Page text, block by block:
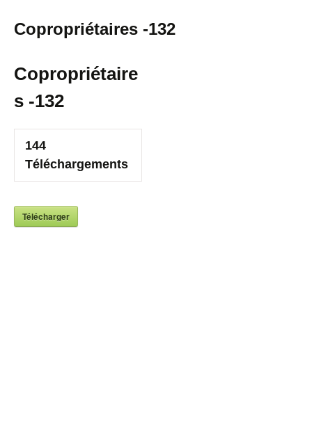
Copropriétaires -132
Copropriétaire
s -132
144
Téléchargements
Télécharger